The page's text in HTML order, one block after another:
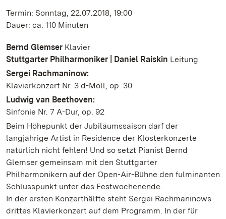
Termin: Sonntag, 22.07.2018, 19:00
Dauer: ca. 110 Minuten
Bernd Glemser Klavier
Stuttgarter Philharmoniker | Daniel Raiskin Leitung
Sergei Rachmaninow:
Klavierkonzert Nr. 3 d-Moll, op. 30
Ludwig van Beethoven:
Sinfonie Nr. 7 A-Dur, op. 92
Beim Höhepunkt der Jubiläumssaison darf der
langjährige Artist in Residence der Klosterkonzerte
natürlich nicht fehlen! Und so setzt Pianist Bernd
Glemser gemeinsam mit den Stuttgarter
Philharmonikern auf der Open-Air-Bühne den fulminanten
Schlusspunkt unter das Festwochenende.
In der ersten Konzerthälfte steht Sergei Rachmaninows
drittes Klavierkonzert auf dem Programm. In der für